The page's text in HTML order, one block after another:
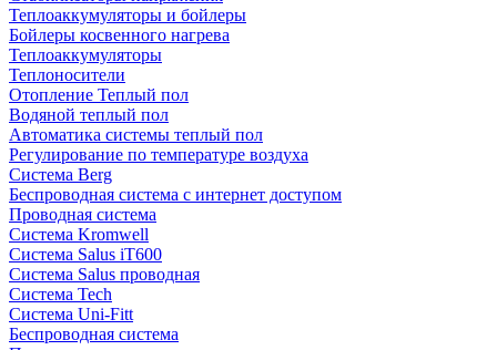
Теплоаккумуляторы и бойлеры
Бойлеры косвенного нагрева
Теплоаккумуляторы
Теплоносители
Отопление Теплый пол
Водяной теплый пол
Автоматика системы теплый пол
Регулирование по температуре воздуха
Система Berg
Беспроводная система с интернет доступом
Проводная система
Система Kromwell
Система Salus iT600
Система Salus проводная
Система Tech
Система Uni-Fitt
Беспроводная система